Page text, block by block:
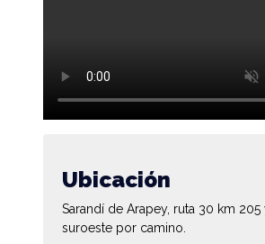
Ubicación
Sarandí de Arapey, ruta 30 km 205
suroeste por camino.